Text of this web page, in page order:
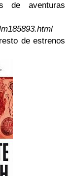
de aventuras
de estrenos